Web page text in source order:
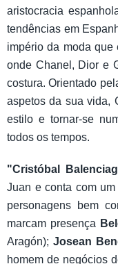
aristocracia
tendências em
império da moda
onde Chanel, Dior e
costura. Orientado
aspetos da sua vida,
estilo e tornar-se
todos os tempos.
"Cristóbal
Juan e conta com
personagens bem
marcam presença
Aragón);Josean
homem de negócios